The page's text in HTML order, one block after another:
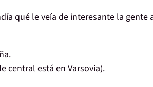
qué le veía de interesante la gente
central está en Varsovia).